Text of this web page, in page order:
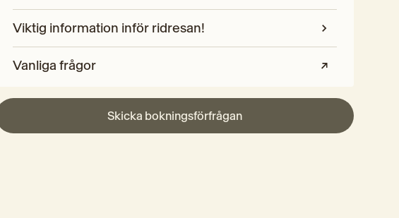
Viktig information inför ridresan!
Vanliga frågor
Skicka bokningsförfrågan